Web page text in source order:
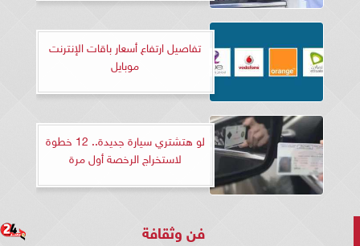
تفاصيل ارتفاع أسعار باقات الإنترنت
موبايل
لو هتشتري سيارة جديدة.. 12 خطوة
لاستخراج الرخصة أول مرة
فن وثقافة